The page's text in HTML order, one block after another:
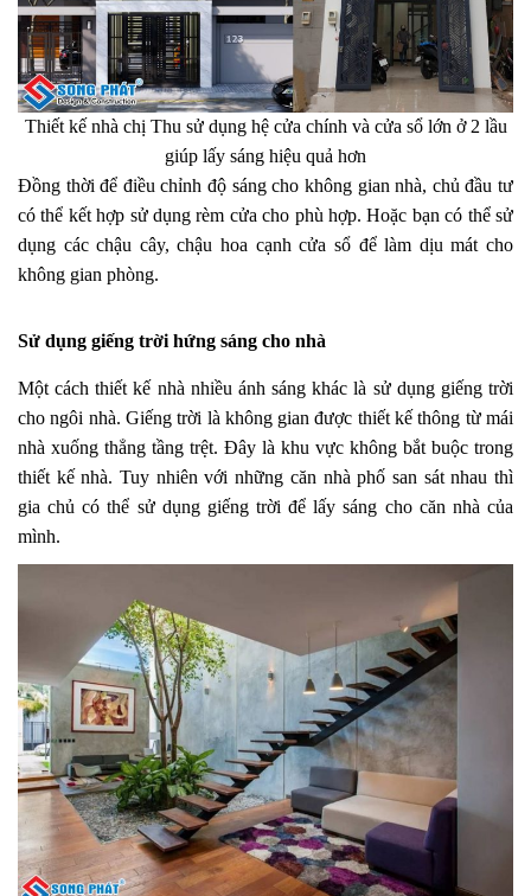
Thiết kế nhà chị Thu sử dụng hệ cửa chính và cửa sổ lớn ở 2 lầu
giúp lấy sáng hiệu quả hơn
Đồng thời để điều chỉnh độ sáng cho không gian nhà, chủ đầu tư
có thể kết hợp sử dụng rèm cửa cho phù hợp. Hoặc bạn có thể sử
dụng các chậu cây, chậu hoa cạnh cửa sổ để làm dịu mát cho
không gian phòng.
Sử dụng giếng trời hứng sáng cho nhà
Một cách thiết kế nhà nhiều ánh sáng khác là sử dụng giếng trời
cho ngôi nhà. Giếng trời là không gian được thiết kế thông từ mái
nhà xuống thẳng tầng trệt. Đây là khu vực không bắt buộc trong
thiết kế nhà. Tuy nhiên với những căn nhà phố san sát nhau thì
gia chủ có thể sử dụng giếng trời để lấy sáng cho căn nhà của
mình.